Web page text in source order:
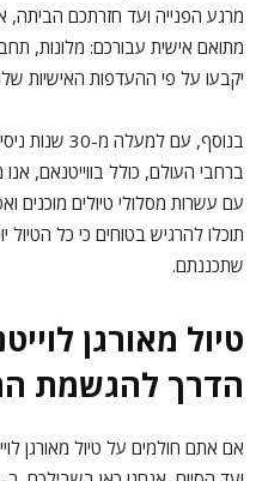
מרגע הפנייה ועד חזרתכם הביתה,
מתואם אישית עבורכם: מלונות,
יקבעו על פי ההעדפות האישיות
בנוסף, עם
ברחבי העולם, כולל בווייטנאם,
עם עשרות מסלולי טיולים מוכנים
תוכלו להרגיש בטוחים כי כל
שתכננתם.
הדרך להגשמת
אם אתם חולמים על טיול מאורגן